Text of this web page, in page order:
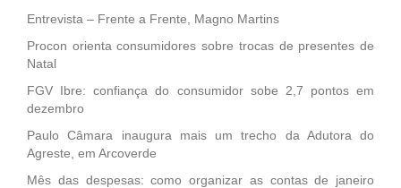
Entrevista – Frente a Frente, Magno Martins
Procon orienta consumidores sobre trocas de presentes de
Natal
FGV Ibre: confiança do consumidor sobe 2,7 pontos em
dezembro
Paulo Câmara inaugura mais um trecho da Adutora do
Agreste, em Arcoverde
Mês das despesas: como organizar as contas de janeiro